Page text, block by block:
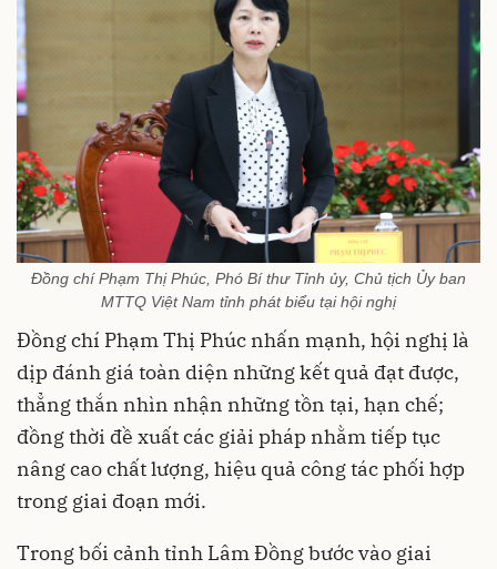
Đồng chí Phạm Thị Phúc, Phó Bí thư Tỉnh ủy, Chủ tịch Ủy ban
MTTQ Việt Nam tỉnh phát biểu tại hội nghị
Đồng chí Phạm Thị Phúc nhấn mạnh, hội nghị là
dịp đánh giá toàn diện những kết quả đạt được,
thẳng thắn nhìn nhận những tồn tại, hạn chế;
đồng thời đề xuất các giải pháp nhằm tiếp tục
nâng cao chất lượng, hiệu quả công tác phối hợp
trong giai đoạn mới.
Trong bối cảnh tỉnh Lâm Đồng bước vào giai